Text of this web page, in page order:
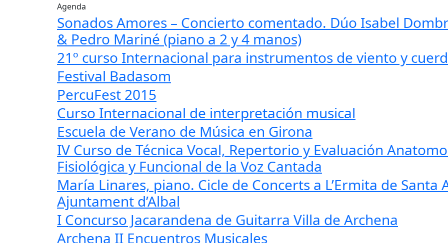
Agenda
Sonados Amores – Concierto comentado. Dúo Isabel
& Pedro Mariné (piano a 2 y 4 manos)
21º curso Internacional para instrumentos de viento y
Festival Badasom
PercuFest 2015
Curso Internacional de interpretación musical
Escuela de Verano de Música en Girona
IV Curso de Técnica Vocal, Repertorio y Evaluación
Fisiológica y Funcional de la Voz Cantada
María Linares, piano. Cicle de Concerts a L’Ermita de Santa
Ajuntament d’Albal
I Concurso Jacarandena de Guitarra Villa de Archena
Archena II Encuentros Musicales